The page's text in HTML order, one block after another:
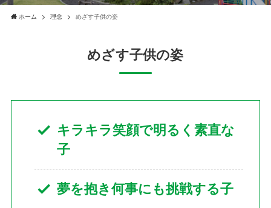
ホーム 理念 めざす子供の姿
めざす子供の姿
キラキラ笑顔で明るく素直な
子
夢を抱き何事にも挑戦する子